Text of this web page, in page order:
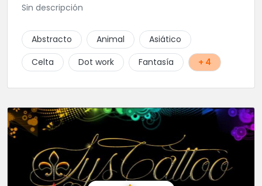
Sin descripción
Abstracto Animal
Asiático
Celta
Dot work Fantasía + 4